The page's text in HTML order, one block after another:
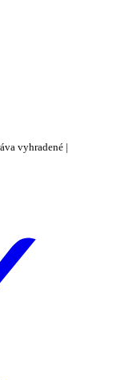
vyhradené |